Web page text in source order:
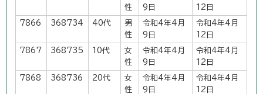
性
9日
12日
7866 368734 40代
男
性
令和4年4月
9日
令和4年4月
12日
7867 368735 10代
女
性
令和4年4月
9日
令和4年4月
12日
7868 368736 20代
女
性
令和4年4月
9日
令和4年4月
12日